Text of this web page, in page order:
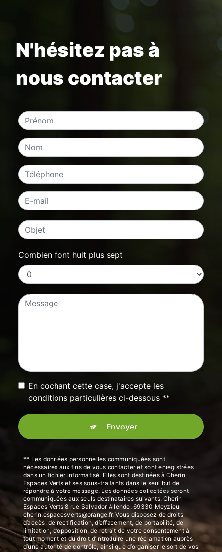
N'hésitez pas à
nous contacter
Combien font huit plus sept
En cochant cette case, j'accepte les
conditions particulières ci-dessous **
Envoyer
** Les données personnelles communiquées sont
nécessaires aux fins de vous contacter et sont enregistrées
dans un fichier informatisé. Elles sont destinées à Cherin
Espaces Verts et ses sous-traitants dans le seul but de
répondre à votre message. Les données collectées seront
communiquées aux seuls destinataires suivants: Cherin
Espaces Verts 8 rue Salvador Allende, 69330 Meyzieu
cherin.espacesverts@orange.fr. Vous disposez de droits
d’accès, de rectification, d’effacement, de portabilité, de
limitation, d’opposition, de retrait de votre consentement à
tout moment et du droit d’introduire une réclamation auprès
d’une autorité de contrôle, ainsi que d’organiser le sort de vos